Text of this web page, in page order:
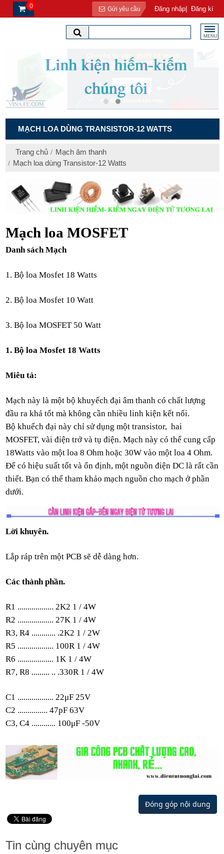
0 Gửi yêu cầu Đăng nhập| Đăng kí
MENU
MẠCH LOA DÙNG TRANSISTOR-12 WATTS
Trang chủ
Mạch âm thanh
Mạch loa dùng Transistor-12 Watts
Mạch loa MOSFET
Danh sách Mạch
1. Bộ loa Mosfet 18 Watts
2. Bộ loa Mosfet 10 Watt
3. Bộ loa MOSFET 50 Watt
1. Bộ loa Mosfet 18 Watts
Miêu tả:
Mạch này là một bộ khuyếch đại âm thanh có chất lượng
đầu ra khá tốt mà không cần nhiều linh kiện kết nối.
Bộ khuếch đại này chỉ sử dụng một transistor, hai
MOSFET, vài điện trở và tụ điện. Mạch này có thể cung cấp
18Watts vào một loa 8 Ohm hoặc 30W vào một loa 4 Ohm.
Để có hiệu suất tốt và ổn định, một nguồn điện DC là rất cần
thiết. Bạn có thể tham khảo mạch nguồn cho mạch ở phần
dưới.
Lời khuyên.
Lắp ráp trên một PCB sẽ dễ dàng hơn.
Các thành phần.
R1 .................. 2K2 1 / 4W
R2 .................. 27K 1 / 4W
R3, R4 ............ .2K2 1 / 2W
R5 .................. 100R 1 / 4W
R6 .................. 1K 1 / 4W
R7, R8 ......... .. .330R 1 / 4W
C1 .................. 22μF 25V
C2 ............... 47pF 63V
C3, C4 ............ 100μF -50V
Đóng góp nội dung
Tin cùng chuyên mục